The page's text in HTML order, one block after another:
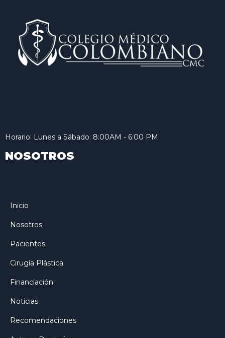
Horario: Lunes a Sábado: 8:00AM - 6:00 PM
NOSOTROS
Inicio
Nosotros
Pacientes
Cirugía Plástica
Financiación
Noticias
Recomendaciones